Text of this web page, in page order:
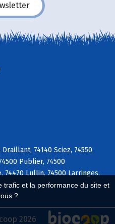
trafic et la performance du site et
?
74140 Sciez, 74550
Publier, 74500
74470 Lullin, 74500 Larringes,
2026